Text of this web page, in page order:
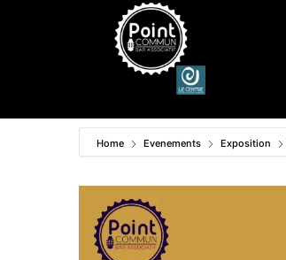
Home Evenements Exposition